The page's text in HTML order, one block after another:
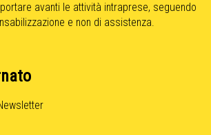
avanti le attività intraprese, seguendo
e non di assistenza.